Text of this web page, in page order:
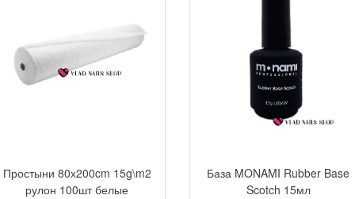
Простыни 80х200cm 15g\m2
рулон 100шт белые
База MONAMI Rubber Base
Scotch 15мл